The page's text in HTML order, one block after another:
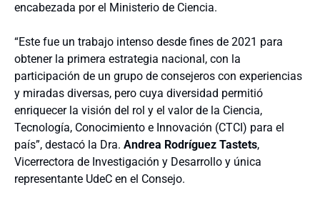
encabezada por el Ministerio de Ciencia.
“Este fue un trabajo intenso desde fines de 2021 para
obtener la primera estrategia nacional, con la
participación de un grupo de consejeros con experiencias
y miradas diversas, pero cuya diversidad permitió
enriquecer la visión del rol y el valor de la Ciencia,
Tecnología, Conocimiento e Innovación (CTCI) para el
país”, destacó la Dra. Andrea Rodríguez Tastets,
Vicerrectora de Investigación y Desarrollo y única
representante UdeC en el Consejo.